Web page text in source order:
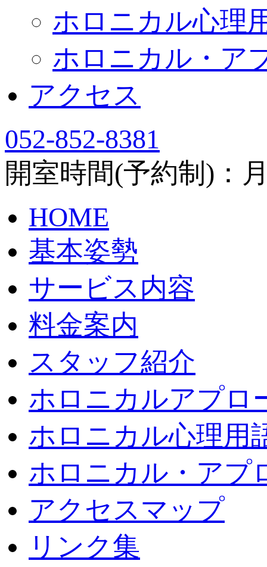
ホロニカル心理
ホロニカル・ア
アクセス
052-852-8381
開室時間(予約制)：
HOME
基本姿勢
サービス内容
料金案内
スタッフ紹介
ホロニカルアプロ
ホロニカル心理用
ホロニカル・アプ
アクセスマップ
リンク集